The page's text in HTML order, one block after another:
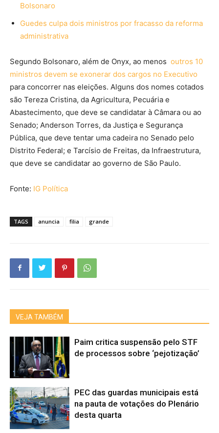
Bolsonaro
Guedes culpa dois ministros por fracasso da reforma
administrativa
Segundo Bolsonaro, além de Onyx, ao menos outros 10
ministros devem se exonerar dos cargos no Executivo
para concorrer nas eleições. Alguns dos nomes cotados
são Tereza Cristina, da Agricultura, Pecuária e
Abastecimento, que deve se candidatar à Câmara ou ao
Senado; Anderson Torres, da Justiça e Segurança
Pública, que deve tentar uma cadeira no Senado pelo
Distrito Federal; e Tarcísio de Freitas, da Infraestrutura,
que deve se candidatar ao governo de São Paulo.
Fonte: IG Política
TAGS anuncia filia grande
VEJA TAMBÉM
Paim critica suspensão pelo STF
de processos sobre ‘pejotização’
PEC das guardas municipais está
na pauta de votações do Plenário
desta quarta